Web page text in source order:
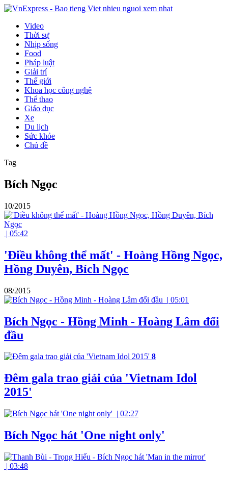
Video
Thời sự
Nhịp sống
Food
Pháp luật
Giải trí
Thế giới
Khoa học công nghệ
Thể thao
Giáo dục
Xe
Du lịch
Sức khỏe
Chủ đề
Tag
Bích Ngọc
10/2015
| 05:42
'Điều không thể mất' - Hoàng Hồng Ngọc,
Hồng Duyên, Bích Ngọc
08/2015
| 05:01
Bích Ngọc - Hồng Minh - Hoàng Lâm đối
đầu
8
Đêm gala trao giải của 'Vietnam Idol
2015'
| 02:27
Bích Ngọc hát 'One night only'
| 03:48